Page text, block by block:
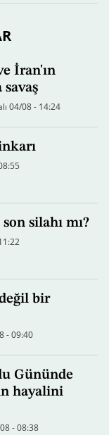
İran'ın
savaş
04/08 - 14:24
silahı mı?
bir
- 09:40
Gününde
hayalini
- 08:38